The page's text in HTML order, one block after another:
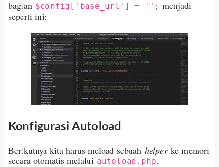
bagian $config['base_url'] = ''; menjadi
seperti ini:
Konfigurasi Autoload
Berikutnya kita harus meload sebuah helperke memori
secara otomatis melalui autoload.php.